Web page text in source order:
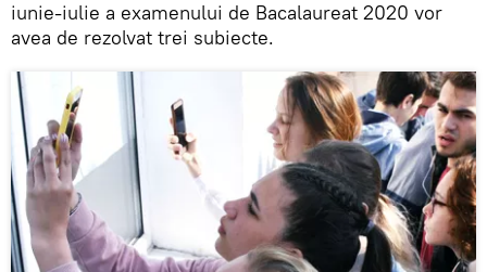
iunie-iulie a examenului de Bacalaureat 2020 vor
avea de rezolvat trei subiecte.